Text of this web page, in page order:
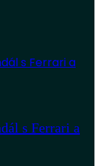
s Ferrari a